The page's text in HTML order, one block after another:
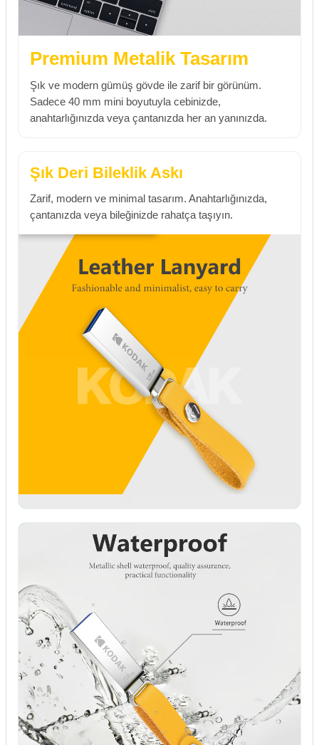
Premium Metalik Tasarım
Şık ve modern gümüş gövde ile zarif bir görünüm.
Sadece 40 mm mini boyutuyla cebinizde,
anahtarlığınızda veya çantanızda her an yanınızda.
Şık Deri Bileklik Askı
Zarif, modern ve minimal tasarım. Anahtarlığınızda,
çantanızda veya bileğinizde rahatça taşıyın.